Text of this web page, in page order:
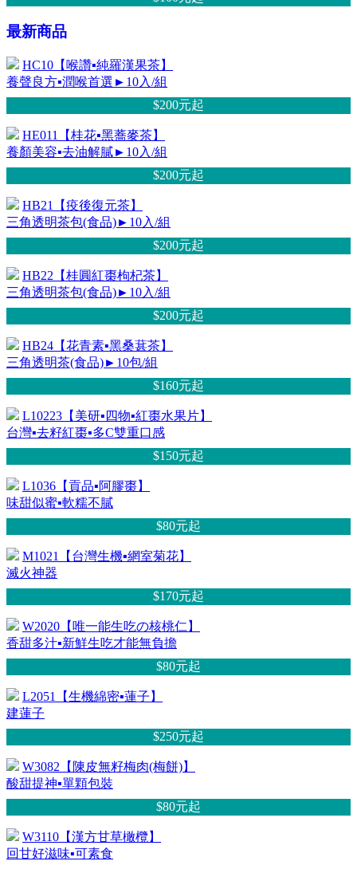
最新商品
HC10【喉讚▪純羅漢果茶】
養聲良方▪潤喉首選►10入/組
$200元起
HE011【桂花▪黑蕎麥茶】
養顏美容▪去油解膩►10入/組
$200元起
HB21【疫後復元茶】
三角透明茶包(食品)►10入/組
$200元起
HB22【桂圓紅棗枸杞茶】
三角透明茶包(食品)►10入/組
$200元起
HB24【花青素▪黑桑葚茶】
三角透明茶(食品)►10包/組
$160元起
L10223【美研▪四物▪紅棗水果片】
台灣▪去籽紅棗▪多C雙重口感
$150元起
L1036【貢品▪阿膠棗】
味甜似蜜▪軟糯不膩
$80元起
M1021【台灣生機▪網室菊花】
滅火神器
$170元起
W2020【唯一能生吃の核桃仁】
香甜多汁▪新鮮生吃才能無負擔
$80元起
L2051【生機綿密▪蓮子】
建蓮子
$250元起
W3082【陳皮無籽梅肉(梅餅)】
酸甜提神▪單顆包裝
$80元起
W3110【漢方甘草橄欖】
回甘好滋味▪可素食